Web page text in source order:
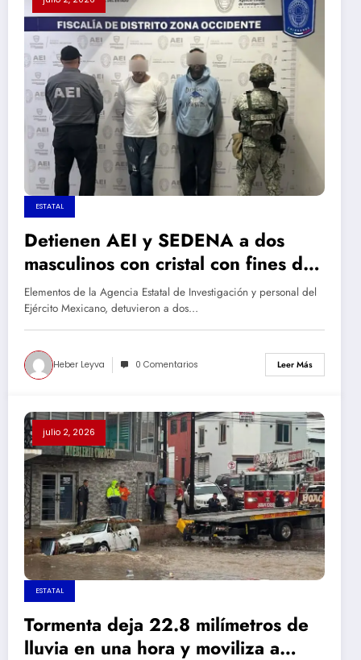
ESTATAL
Detienen AEI y SEDENA a dos
masculinos con cristal con fines de
venta
Elementos de la Agencia Estatal de Investigación y personal del
Ejército Mexicano, detuvieron a dos…
Heber Leyva 0 Comentarios Leer Más
julio 2, 2026
ESTATAL
Tormenta deja 22.8 milímetros de
lluvia en una hora y moviliza a